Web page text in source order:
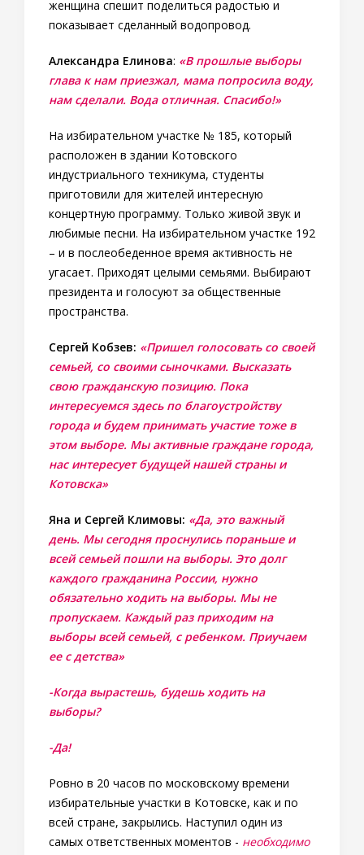
женщина спешит поделиться радостью и
показывает сделанный водопровод.
Александра Елинова: «В прошлые выборы
глава к нам приезжал, мама попросила воду,
нам сделали. Вода отличная. Спасибо!»
На избирательном участке № 185, который
расположен в здании Котовского
индустриального техникума, студенты
приготовили для жителей интересную
концертную программу. Только живой звук и
любимые песни. На избирательном участке 192
– и в послеобеденное время активность не
угасает. Приходят целыми семьями. Выбирают
президента и голосуют за общественные
пространства.
Сергей Кобзев: «Пришел голосовать со своей
семьей, со своими сыночками. Высказать
свою гражданскую позицию. Пока
интересуемся здесь по благоустройству
города и будем принимать участие тоже в
этом выборе. Мы активные граждане города,
нас интересует будущей нашей страны и
Котовска»
Яна и Сергей Климовы: «Да, это важный
день. Мы сегодня проснулись пораньше и
всей семьей пошли на выборы. Это долг
каждого гражданина России, нужно
обязательно ходить на выборы. Мы не
пропускаем. Каждый раз приходим на
выборы всей семьей, с ребенком. Приучаем
ее с детства»
-Когда вырастешь, будешь ходить на
выборы?
-Да!
Ровно в 20 часов по московскому времени
избирательные участки в Котовске, как и по
всей стране, закрылись. Наступил один из
самых ответственных моментов - необходимо